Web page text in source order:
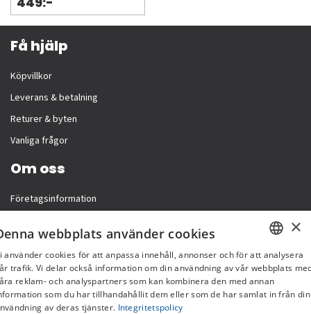
Få hjälp
Köpvillkor
Leverans & betalning
Returer & byten
Vanliga frågor
Om oss
Företagsinformation
SWEDISH
FI
×
webbplats använder cookies
använder cookies för att anpassa innehåll, annonser och för att analysera
trafik. Vi delar också information om din användning av vår webbplats
reklam- och analyspartners som kan kombinera den med annan
som du har tillhandahållit dem eller som de har samlat in från din
av deras tjänster. Integritetspolicy